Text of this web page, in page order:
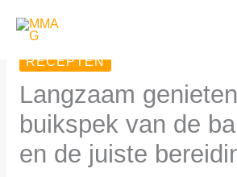
naar
inhoudRECEPTEN
Langzaam
buikspek van de
en de juiste